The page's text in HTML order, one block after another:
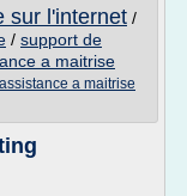
sur l'internet /
/ support de
a maitrise
a maitrise